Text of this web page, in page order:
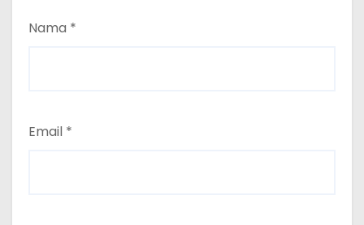
Nama *
Email *